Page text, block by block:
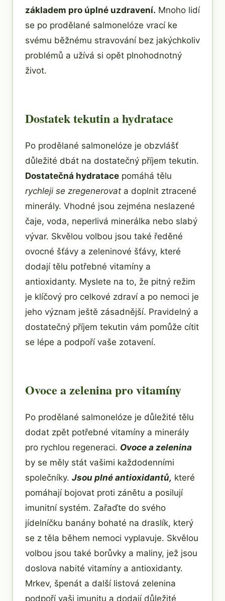
základem pro úplné uzdravení. Mnoho lidí
se po prodělané salmonelóze vrací ke
svému běžnému stravování bez jakýchkoliv
problémů a užívá si opět plnohodnotný
život.
Dostatek tekutin a hydratace
Po prodělané salmonelóze je obzvlášť
důležité dbát na dostatečný příjem tekutin.
Dostatečná hydratace pomáhá tělu
rychleji se zregenerovat a doplnit ztracené
minerály. Vhodné jsou zejména neslazené
čaje, voda, neperlivá minerálka nebo slabý
vývar. Skvělou volbou jsou také ředěné
ovocné šťávy a zeleninové šťávy, které
dodají tělu potřebné vitamíny a
antioxidanty. Myslete na to, že pitný režim
je klíčový pro celkové zdraví a po nemoci je
jeho význam ještě zásadnější. Pravidelný a
dostatečný příjem tekutin vám pomůže cítit
se lépe a podpoří vaše zotavení.
Ovoce a zelenina pro vitamíny
Po prodělané salmonelóze je důležité tělu
dodat zpět potřebné vitamíny a minerály
pro rychlou regeneraci. Ovoce a zelenina
by se měly stát vašimi každodenními
společníky. Jsou plné antioxidantů, které
pomáhají bojovat proti zánětu a posilují
imunitní systém. Zařaďte do svého
jídelníčku banány bohaté na draslík, který
se z těla během nemoci vyplavuje. Skvělou
volbou jsou také borůvky a maliny, jež jsou
doslova nabité vitamíny a antioxidanty.
Mrkev, špenát a další listová zelenina
podpoří vaši imunitu a dodají důležité